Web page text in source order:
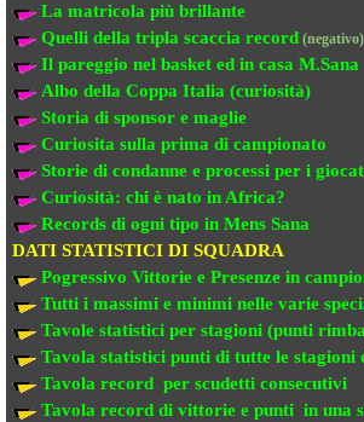
La matricola più brillante
Quelli della tripla scaccia record (negativo)
Il pareggio nel basket ed in casa M.Sana
Albo della Coppa Italia (curiosità)
Storia di sponsor e maglie
Curiosita sulla prima di campionato
Storie di condanne e processi per i
Curiosità: chi è nato in Africa?
Records di ogni tipo in Mens Sana
DATI STATISTICI DI SQUADRA
Pogressivo Vittorie e Presenze in
Tutti i massimi e minimi nelle varie
Tavole statistici per stagioni (punti
Tavola statistici punti di tutte le stagioni
Tavola record per scudetti consecutivi
Tavola record di vittorie e punti in una